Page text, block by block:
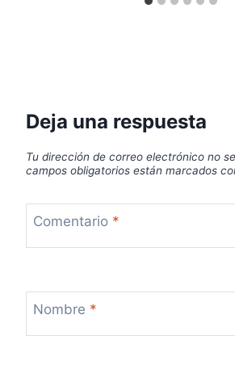
Deja una respuesta
Tu dirección de correo electrónico no
campos obligatorios están marcados
Comentario *
Nombre *